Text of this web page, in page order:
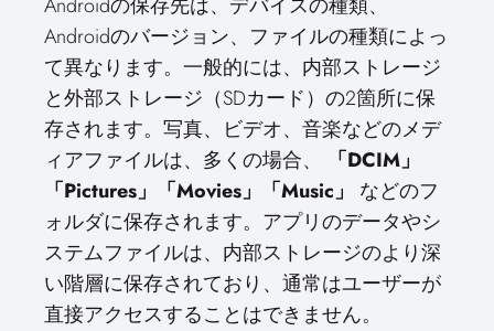
Androidの保存先は、デバイスの種類、
Androidのバージョン、ファイルの種類によっ
て異なります。一般的には、内部ストレージ
と外部ストレージ（SDカード）の2箇所に保
存されます。写真、ビデオ、音楽などのメデ
ィアファイルは、多くの場合、
「DCIM」
「Pictures」「Movies」「Music」
などのフ
ォルダに保存されます。アプリのデータやシ
ステムファイルは、内部ストレージのより深
い階層に保存されており、通常はユーザーが
直接アクセスすることはできません。